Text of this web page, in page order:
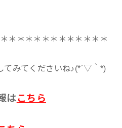
＊＊＊＊＊＊＊＊＊＊＊＊
てみてくださいね♪(*´▽｀*)
はこちら